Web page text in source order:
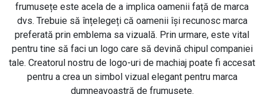
frumusețe este acela de a implica oamenii față de marca
dvs. Trebuie să înțelegeți că oamenii își recunosc marca
preferată prin emblema sa vizuală. Prin urmare, este vital
pentru tine să faci un logo care să devină chipul companiei
tale. Creatorul nostru de logo-uri de machiaj poate fi accesat
pentru a crea un simbol vizual elegant pentru marca
dumneavoastră de frumusețe.